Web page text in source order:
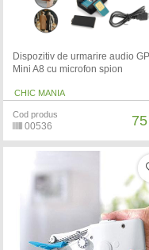
Dispozitiv de urmarire audio
Mini A8 cu microfon spion
CHIC MANIA
Cod produs
00536 75